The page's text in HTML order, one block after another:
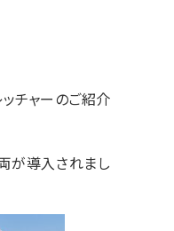
ッチャーのご紹介
が導入されまし